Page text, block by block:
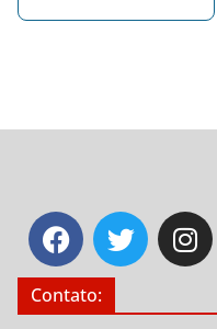
Contato: